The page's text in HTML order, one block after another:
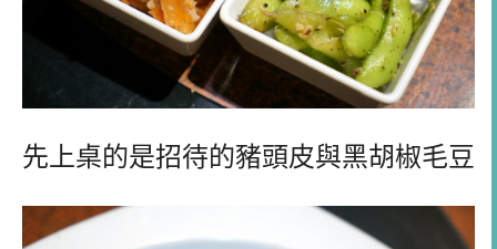
先上桌的是招待的豬頭皮與黑胡椒毛豆